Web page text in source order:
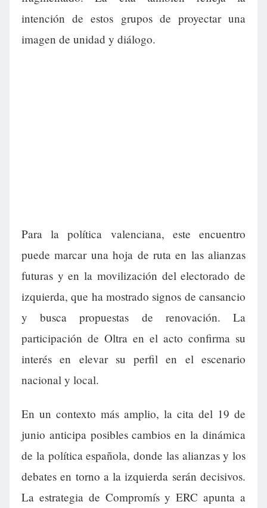
intención de estos grupos de proyectar una
imagen de unidad y diálogo.
Para la política valenciana, este encuentro
puede marcar una hoja de ruta en las alianzas
futuras y en la movilización del electorado de
izquierda, que ha mostrado signos de cansancio
y busca propuestas de renovación. La
participación de Oltra en el acto confirma su
interés en elevar su perfil en el escenario
nacional y local.
En un contexto más amplio, la cita del 19 de
junio anticipa posibles cambios en la dinámica
de la política española, donde las alianzas y los
debates en torno a la izquierda serán decisivos.
La estrategia de Compromís y ERC apunta a